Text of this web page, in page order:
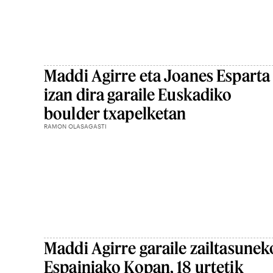
Maddi Agirre eta Joanes Esparta
izan dira garaile Euskadiko
boulder txapelketan
RAMON OLASAGASTI
Maddi Agirre garaile
Espainiako Kopan, 18 urtetik